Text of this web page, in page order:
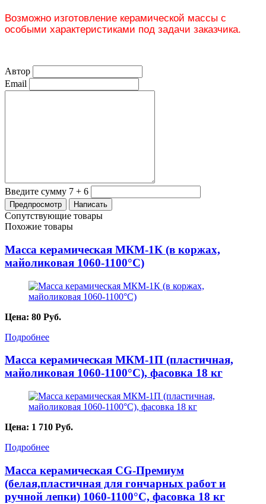
Возможно изготовление керамической массы с
особыми характеристиками под задачи заказчика.
Автор
Email
Введите сумму 7 + 6
Сопутствующие товары
Похожие товары
Масса керамическая МКМ-1К (в коржах,
майоликовая 1060-1100°С)
Цена: 80 Руб.
Подробнее
Масса керамическая МКМ-1П (пластичная,
майоликовая 1060-1100°С), фасовка 18 кг
Цена: 1 710 Руб.
Подробнее
Масса керамическая CG-Премиум
(белая,пластичная для гончарных работ и
ручной лепки) 1060-1100°С, фасовка 18 кг